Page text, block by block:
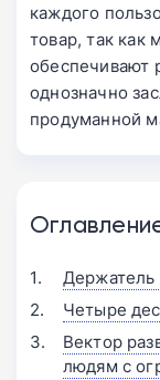
каждого
товар, так как
обеспечивают
однозначно
продуманной
Держатель
Четыре
Вектор
людям с